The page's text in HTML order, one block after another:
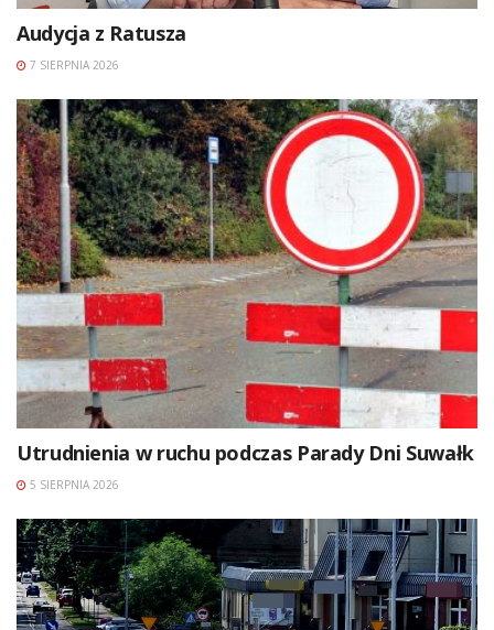
Audycja z Ratusza
7 SIERPNIA 2026
Utrudnienia w ruchu podczas Parady Dni Suwałk
5 SIERPNIA 2026